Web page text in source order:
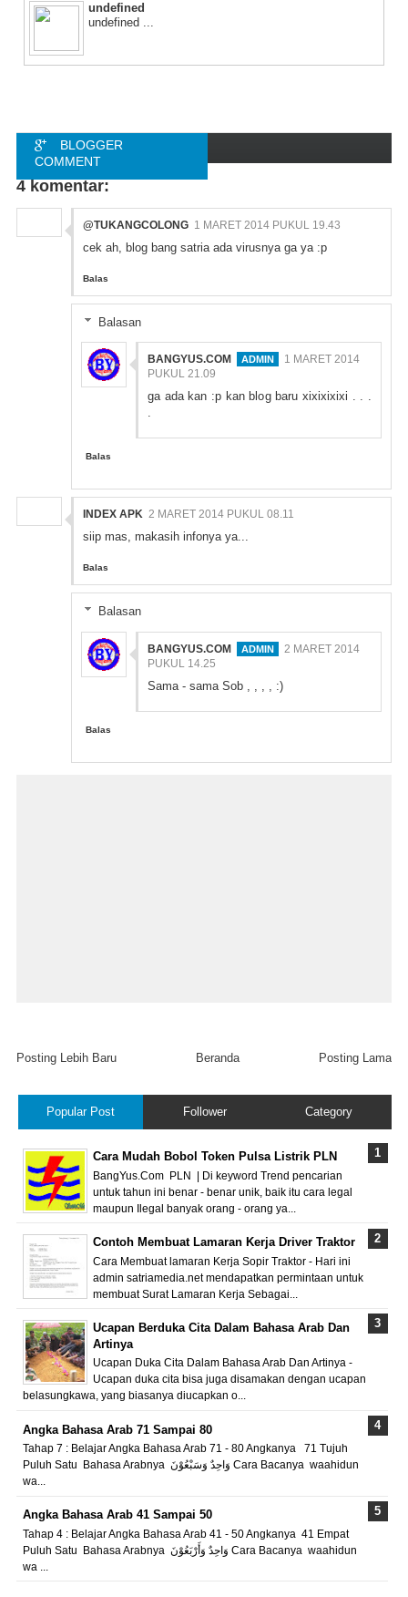
undefined
undefined ...
BLOGGER
COMMENT
4 komentar:
@TUKANGCOLONG 1 MARET 2014 PUKUL 19.43
cek ah, blog bang satria ada virusnya ga ya :p
Balas
Balasan
BANGYUS.COM
1 MARET 2014
PUKUL 21.09
ga ada kan :p kan blog baru xixixixixi . . .
.
Balas
INDEX APK 2 MARET 2014 PUKUL 08.11
siip mas, makasih infonya ya...
Balas
Balasan
BANGYUS.COM
2 MARET 2014
PUKUL 14.25
Sama - sama Sob , , , , :)
Balas
Posting Lebih Baru Posting Lama
Beranda
Popular Post Follower Category
Cara Mudah Bobol Token Pulsa Listrik PLN
BangYus.Com PLN | Di keyword Trend pencarian
untuk tahun ini benar - benar unik, baik itu cara legal
maupun Ilegal banyak orang - orang ya...
Contoh Membuat Lamaran Kerja Driver Traktor
Cara Membuat lamaran Kerja Sopir Traktor - Hari ini
admin satriamedia.net mendapatkan permintaan untuk
membuat Surat Lamaran Kerja Sebagai...
Ucapan Berduka Cita Dalam Bahasa Arab Dan
Artinya
Ucapan Duka Cita Dalam Bahasa Arab Dan Artinya -
Ucapan duka cita bisa juga disamakan dengan ucapan
belasungkawa, yang biasanya diucapkan o...
Angka Bahasa Arab 71 Sampai 80
Tahap 7 : Belajar Angka Bahasa Arab 71 - 80 Angkanya 71 Tujuh
Puluh Satu Bahasa Arabnya وَاحِدٌ وَسَبْعُوْنَ Cara Bacanya waahidun
wa...
Angka Bahasa Arab 41 Sampai 50
Tahap 4 : Belajar Angka Bahasa Arab 41 - 50 Angkanya 41 Empat
Puluh Satu Bahasa Arabnya وَاحِدٌ وَأَرْبَعُوْنَ Cara Bacanya waahidun
wa ...